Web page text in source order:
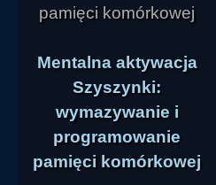
Mentalna aktywacja
Szyszynki:
wymazywanie i
programowanie
pamięci komórkowej